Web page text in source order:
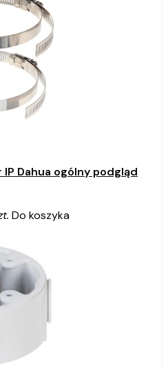
Dahua ogólny podgląd
Do koszyka